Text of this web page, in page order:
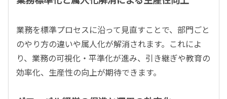
業務を標準プロセスに沿って見直すことで、部門ごと
のやり方の違いや属人化が解消されます。これによ
り、業務の可視化・平準化が進み、引き継ぎや教育の
効率化、生産性の向上が期待できます。